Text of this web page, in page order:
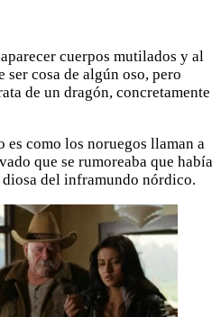
cuerpos mutilados y al
cosa de algún oso, pero
de un dragón, concretamente
es como los noruegos llaman a
que se rumoreaba que había
del inframundo nórdico.